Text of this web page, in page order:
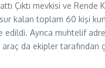
Çıktı mevkisi ve Rende
kalan toplam 60 kişi
Ayrıca muhtelif
araç da ekipler tarafından